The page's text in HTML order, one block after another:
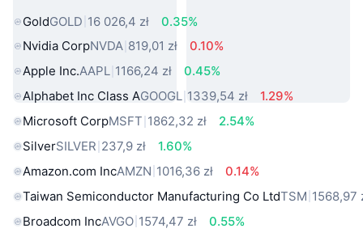
GoldGOLD 16 026,4 zł
0.35%
Nvidia CorpNVDA 819,01 zł
0.10%
Apple Inc.AAPL 1166,24 zł
0.45%
Alphabet Inc Class AGOOGL 1339,54 zł
1.29%
Microsoft CorpMSFT 1862,32 zł
2.54%
SilverSILVER 237,9 zł
1.60%
Amazon.com IncAMZN 1016,36 zł
0.14%
Taiwan Semiconductor Manufacturing Co LtdTSM 1568,97
Broadcom IncAVGO 1574,47 zł
0.55%